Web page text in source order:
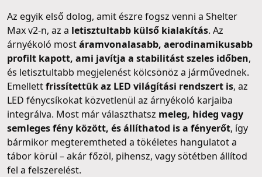
Az egyik első dolog, amit észre fogsz venni a Shelter
Max v2-n, az a letisztultabb külső kialakítás. Az
árnyékoló mostáramvonalasabb, aerodinamikusabb
profilt kapott, ami javítja a stabilitást szeles időben,
és letisztultabb megjelenést kölcsönöz a járművednek.
Emellettfrissítettük az LED világítási rendszert is, az
LED fénycsíkokat közvetlenül az árnyékoló karjaiba
integrálva. Most már választhatsz meleg, hideg vagy
semleges fény között, és állíthatod is a fényerőt, így
bármikor megteremtheted a tökéletes hangulatot a
tábor körül – akár főzöl, pihensz, vagy sötétben állítod
fel a felszerelést.